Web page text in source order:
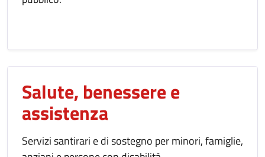
Salute, benessere e
assistenza
Servizi santirari e di sostegno per minori, famiglie,